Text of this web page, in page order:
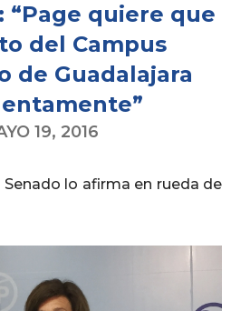
“Page quiere que
del Campus
de Guadalajara
19, 2016
lo afirma en rueda de